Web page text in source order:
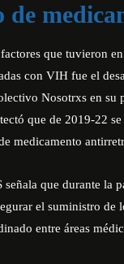
de
que tuvieron
con VIH fue el
Nosotrxs en su
que de 2019-22
medicamento
que durante la
el suministro de
entre áreas